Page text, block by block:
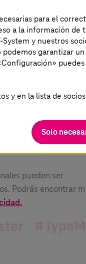
externo en el
pueden ser
Podrás encontrar
para el
a la información de
y nuestros
garantizar
y en la lista de
Solo